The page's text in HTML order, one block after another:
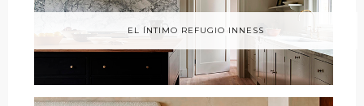
EL ÍNTIMO REFUGIO INNESS